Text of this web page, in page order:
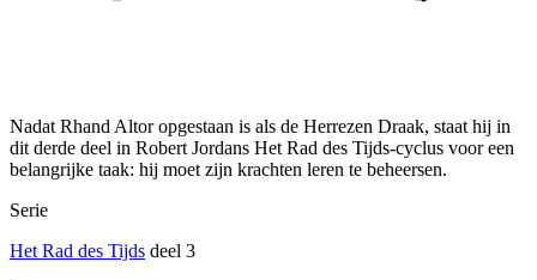
Nadat Rhand Altor opgestaan is als de Herrezen Draak, staat hij in
dit derde deel in Robert Jordans Het Rad des Tijds-cyclus voor een
belangrijke taak: hij moet zijn krachten leren te beheersen.
Serie
Het Rad des Tijds deel 3